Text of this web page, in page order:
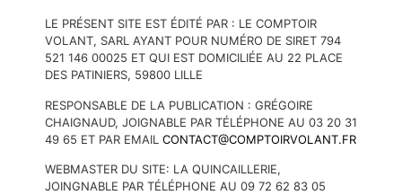
LE PRÉSENT SITE EST ÉDITÉ PAR : LE COMPTOIR
VOLANT, SARL AYANT POUR NUMÉRO DE SIRET 794
521 146 00025 ET QUI EST DOMICILIÉE AU 22 PLACE
DES PATINIERS, 59800 LILLE
RESPONSABLE DE LA PUBLICATION : GRÉGOIRE
CHAIGNAUD, JOIGNABLE PAR TÉLÉPHONE AU 03 20 31
49 65 ET PAR EMAIL CONTACT@COMPTOIRVOLANT.FR
WEBMASTER DU SITE: LA QUINCAILLERIE,
JOINGNABLE PAR TÉLÉPHONE AU 09 72 62 83 05